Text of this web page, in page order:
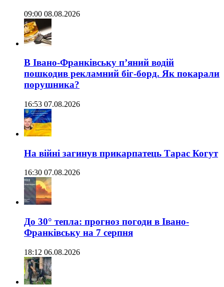
09:00 08.08.2026
В Івано-Франківську п’яний водій
пошкодив рекламний біг-борд. Як покарали
порушника?
16:53 07.08.2026
На війні загинув прикарпатець Тарас Когут
16:30 07.08.2026
До 30° тепла: прогноз погоди в Івано-
Франківську на 7 серпня
18:12 06.08.2026